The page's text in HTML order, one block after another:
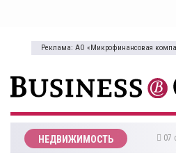
Реклама: АО «Микрофинансовая
НЕДВИЖИМОСТЬ 07